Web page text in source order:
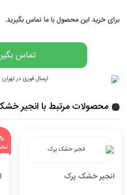
برای خرید این محصول با ما تماس بگیرید.
تماس
محصولات مرتبط با انجیر
انجیر خشک پرک
%